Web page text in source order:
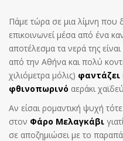
Πάμε τώρα σε μια λίμνη που
επικοινωνεί μέσα από ένα
αποτέλεσμα τα νερά της
από την Αθήνα και πολύ
χιλιόμετρα μόλις) φαντάζει
φθινοπωρινό αεράκι
Αν είσαι ρομαντική ψυχή
στον Φάρο Μελαγκάβι
σε αποζημιώσει με το